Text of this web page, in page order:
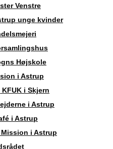
Venstre
unge kvinder
Højskole
i Astrup
KFUK i Skjern
i Astrup
i Astrup
i Astrup